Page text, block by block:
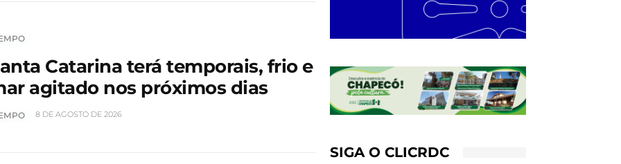
Catarina terá temporais, frio e
agitado nos próximos dias
8 DE AGOSTO DE 2026
SIGA O CLICRDC